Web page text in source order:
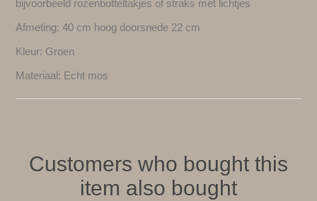
bijvoorbeeld rozenbotteltakjes of straks met lichtjes
Afmeting: 40 cm hoog doorsnede 22 cm
Kleur: Groen
Materiaal: Echt mos
Customers who bought this
item also bought